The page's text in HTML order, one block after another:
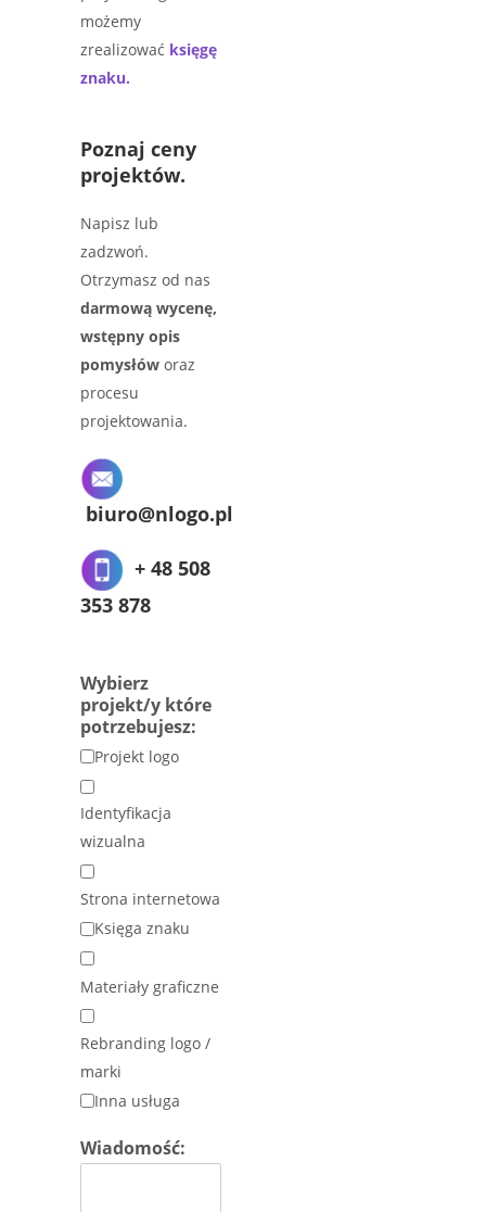
możemy
zrealizować księgę
znaku.
Poznaj ceny
projektów.
Napisz lub
zadzwoń.
Otrzymasz od nas
darmową wycenę,
wstępny opis
pomysłów oraz
procesu
projektowania.
biuro@nlogo.pl
+ 48 508
353 878
Wybierz
projekt/y które
potrzebujesz:
Projekt logo
Identyfikacja
wizualna
Strona internetowa
Księga znaku
Materiały graficzne
Rebranding logo /
marki
Inna usługa
Wiadomość: